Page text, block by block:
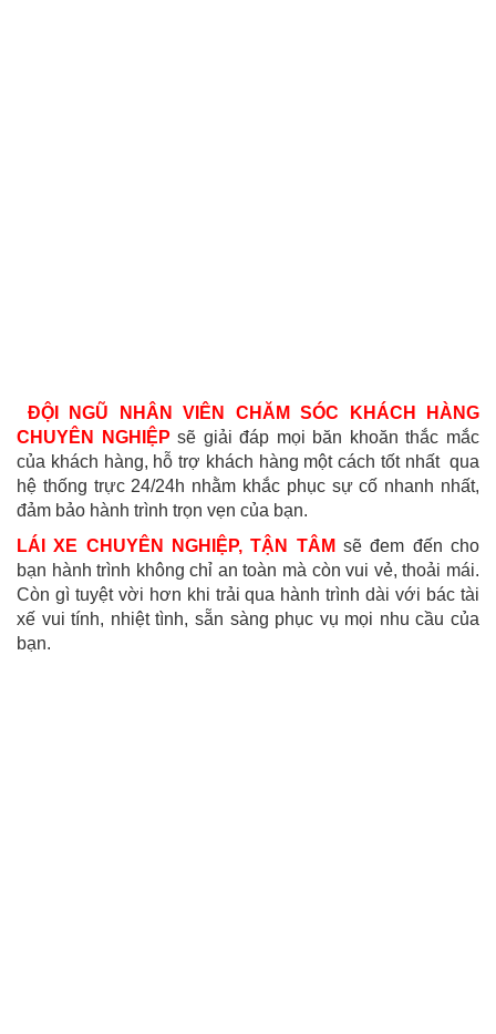
ĐỘI NGŨ NHÂN VIÊN CHĂM SÓC KHÁCH HÀNG
CHUYÊN NGHIỆP sẽ giải đáp mọi băn khoăn thắc mắc
của khách hàng, hỗ trợ khách hàng một cách tốt nhất qua
hệ thống trực 24/24h nhằm khắc phục sự cố nhanh nhất,
đảm bảo hành trình trọn vẹn của bạn.
LÁI XE CHUYÊN NGHIỆP, TẬN TÂM sẽ đem đến cho
bạn hành trình không chỉ an toàn mà còn vui vẻ, thoải mái.
Còn gì tuyệt vời hơn khi trải qua hành trình dài với bác tài
xế vui tính, nhiệt tình, sẵn sàng phục vụ mọi nhu cầu của
bạn.